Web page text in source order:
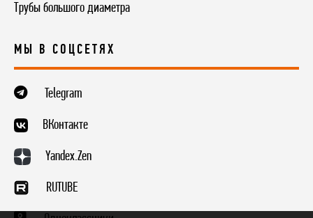
Трубы большого диаметра
МЫ В СОЦСЕТЯХ
Telegram
ВКонтакте
Yandex.Zen
RUTUBE